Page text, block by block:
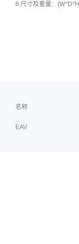
8.尺寸及重量：
名称
EAV